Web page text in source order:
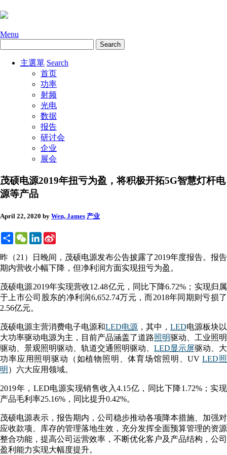
Menu
主選單 Search
首页
功率
射频
光电
数据
报告
研讨会
企业
展会
茂硕电源2019年扭亏为盈，将积极开拓5G智慧灯杆电
源等产品
April 22, 2020 by Wen, James 产业
ShareWeChatLinkedIn
昨（21）日晚间，茂硕电源发布公告披露了2019年度报告。报告
期内营收小幅下降，但净利润方面实现扭亏为盈。
茂硕电源2019年实现营收12.48亿元，同比下降6.72%；实现归属
于上市公司股东的净利润6,652.74万元，而2018年同期则亏损了
2.56亿元。
茂硕电源主营消费电子电源和LED电源 ，其中， LED电源板块以
大功率驱动电源为主，目前产品涵盖了道路照明驱动、工业照明
驱动、景观照明驱动、轨道交通照明驱动、 LED显示屏驱动、大
功率应用照明驱动（如植物照明、体育场馆照明、UVLED照
明 ）六大应用领域。
2019年，LED电源实现销售收入4.15亿，同比下降1.72%；实现
产品毛利率25.16%，同比提升0.42%。
茂硕电源表示，报告期内，公司稳步推动各项降本措施、加强对
应收款项、库存的管理落地生效，充分发挥全面预算管理的资源
整合功能，提高公司运营效率，不断优化客户及产品结构，公司
盈利能力实现大幅度提升。